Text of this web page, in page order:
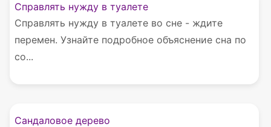
Справлять нужду в туалете
Справлять нужду в туалете во сне - ждите
перемен. Узнайте подробное объяснение сна по
со...
Сандаловое дерево